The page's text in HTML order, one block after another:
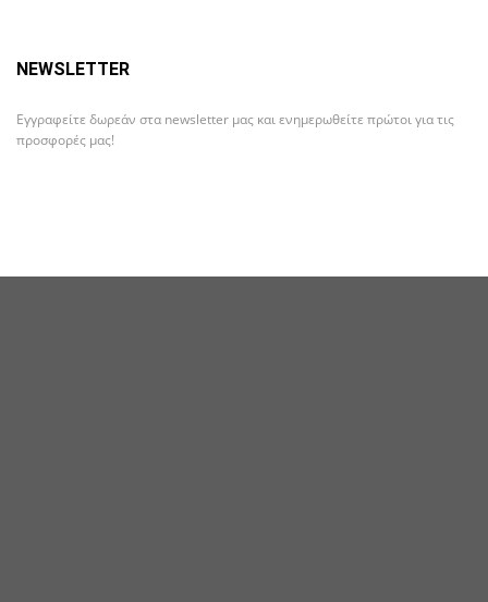
NEWSLETTER
Εγγραφείτε δωρεάν στα newsletter μας και ενημερωθείτε πρώτοι για τις
προσφορές μας!